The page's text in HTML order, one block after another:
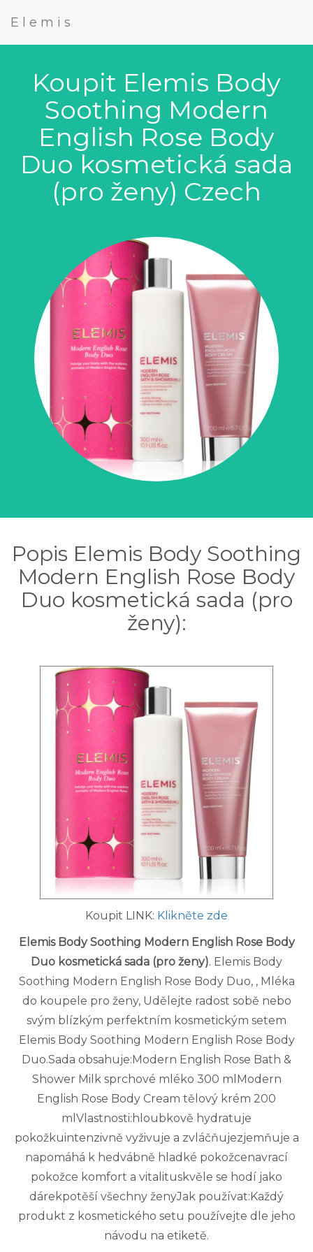
Elemis
Koupit Elemis Body
Soothing Modern
English Rose Body
Duo kosmetická sada
(pro ženy) Czech
Popis Elemis Body Soothing
Modern English Rose Body
Duo kosmetická sada (pro
ženy):
Koupit LINK: Klikněte zde
Elemis Body Soothing Modern English Rose Body
Duo kosmetická sada (pro ženy). Elemis Body
Soothing Modern English Rose Body Duo, , Mléka
do koupele pro ženy, Udělejte radost sobě nebo
svým blízkým perfektním kosmetickým setem
Elemis Body Soothing Modern English Rose Body
Duo.Sada obsahuje:Modern English Rose Bath &
Shower Milk sprchové mléko 300 mlModern
English Rose Body Cream tělový krém 200
mlVlastnosti:hloubkově hydratuje
pokožkuintenzivně vyživuje a zvláčňujezjemňuje a
napomáhá k hedvábně hladké pokožcenavrací
pokožce komfort a vitalituskvěle se hodí jako
dárekpotěší všechny ženyJak používat:Každý
produkt z kosmetického setu používejte dle jeho
návodu na etiketě.